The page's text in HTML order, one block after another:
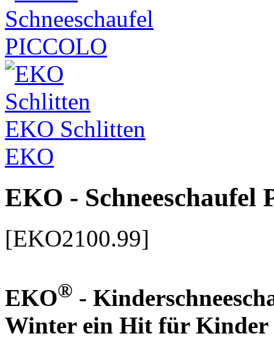
EKO Schlitten
EKO
EKO - Schneeschaufel
[EKO2100.99]
EKO® -
Winter ein Hit für Kinder